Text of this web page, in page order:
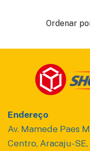
Ordenar
Endereço
Av. Mamede Paes
Centro, Aracaju-